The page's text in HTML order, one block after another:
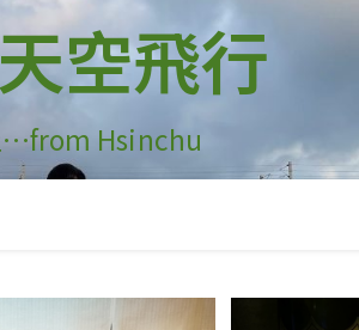
空飛行
…from Hsinchu